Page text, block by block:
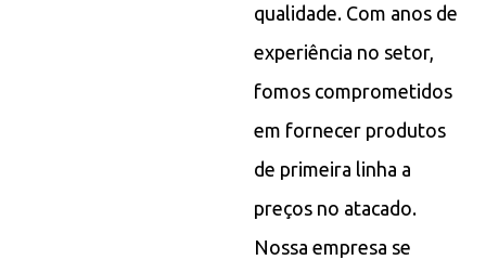
qualidade. Com anos de
experiência no setor,
fomos comprometidos
em fornecer produtos
de primeira linha a
preços no atacado.
Nossa empresa se